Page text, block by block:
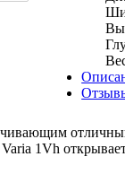
1Vh